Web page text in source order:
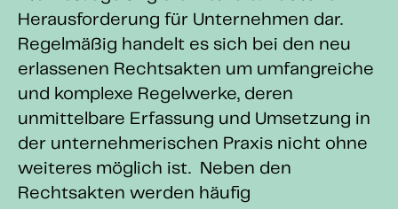
Herausforderung für Unternehmen dar.
Regelmäßig handelt es sich bei den neu
erlassenen Rechtsakten um umfangreiche
und komplexe Regelwerke, deren
unmittelbare Erfassung und Umsetzung in
der unternehmerischen Praxis nicht ohne
weiteres möglich ist. Neben den
Rechtsakten werden häufig